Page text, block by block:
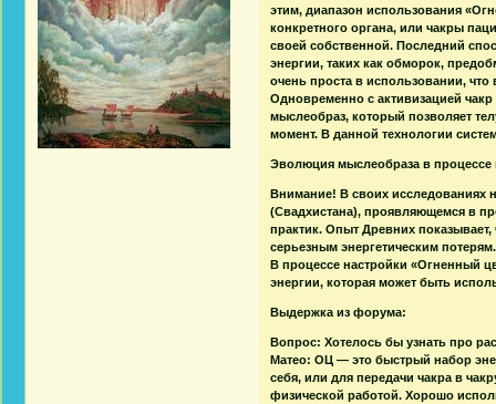
этим, диапазон использования
конкретного органа, или чакры
своей собственной. Последний
энергии, таких как обморок,
очень проста в использовании, что
Одновременно с активизацией чакр
мыслеобраз, который позволяет
момент. В данной технологии
Эволюция мыслеобраза в процессе
Внимание! В своих исследованиях
(Свадхистана), проявляющемся в
практик. Опыт Древних
серьезным энергетическим потерям.
В процессе настройки «Огненный
энергии, которая может быть
Выдержка из форума:
Вопрос: Хотелось бы узнать про
Матео: ОЦ — это быстрый набор
себя, или для передачи чакра в
физической работой. Хорошо